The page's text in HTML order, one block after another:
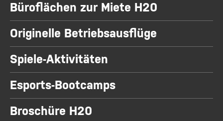
Büroflächen zur Miete H20
Originelle Betriebsausflüge
Spiele-Aktivitäten
Esports-Bootcamps
Broschüre H20